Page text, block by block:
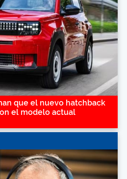
que el nuevo hatchback
el modelo actual